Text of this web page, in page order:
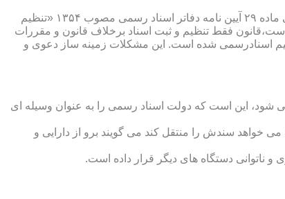
ماده ۲۹ و ثبت اسناد رسمی: قانونگذار فقط تنظیم و ثبت اسناد برخلاف قانون و مقررات موضوعه را تخلف و مستوجب مجازات دانسته است ولی ماده ۲۹ آیین نامه دفاتر اسناد رسمی مصوب ۱۳۵۴ «تنظیم
فقط تنظیم و ثبت اسناد برخلاف قانون و مقررات
اسنادرسمی شده است. این مشکلات زمینه ساز دعوی و
شود، این است که دولت اسناد رسمی را به عنوان وسیله ای
خواهد سندش را منتقل کند می گویند برو از دارایی و
ناتوانی دستگاه های دیگر قرار داده است.